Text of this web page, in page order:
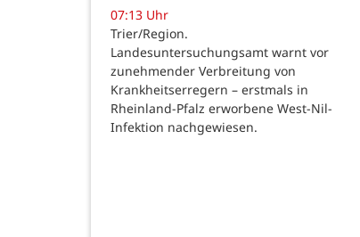
07:13 Uhr
Trier/Region.
Landesuntersuchungsamt warnt vor
zunehmender Verbreitung von
Krankheitserregern – erstmals in
Rheinland-Pfalz erworbene West-Nil-
Infektion nachgewiesen.